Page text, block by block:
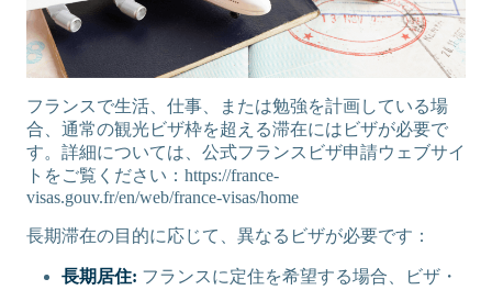
フランスで生活、仕事、または勉強を計画している場
合、通常の観光ビザ枠を超える滞在にはビザが必要で
す。詳細については、公式フランスビザ申請ウェブサイ
トをご覧ください：https://france-
visas.gouv.fr/en/web/france-visas/home
長期滞在の目的に応じて、異なるビザが必要です：
長期居住: フランスに定住を希望する場合、ビザ・